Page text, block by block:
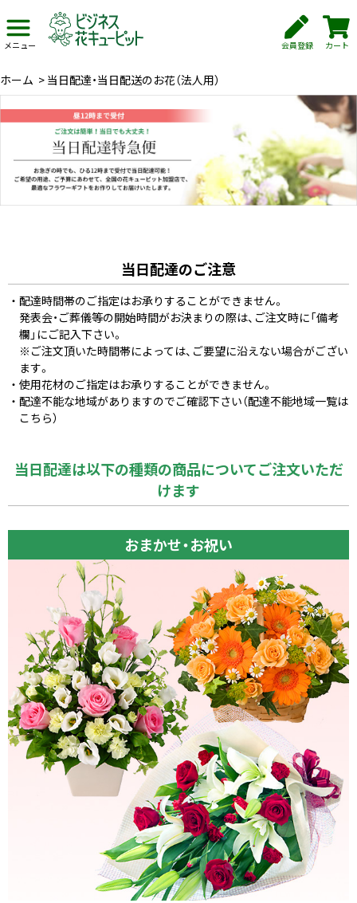
メニュー 会員登録 カート
ホーム > 当日配達・当日配送のお花（法人用）
当日配達のご注意
配達時間帯のご指定はお承りすることができません。
発表会・ご葬儀等の開始時間がお決まりの際は、ご注文時に「備考
欄」にご記入下さい。
※ご注文頂いた時間帯によっては、ご要望に沿えない場合がござい
ます。
使用花材のご指定はお承りすることができません。
配達不能な地域がありますのでご確認下さい（配達不能地域一覧は
こちら）
当日配達は以下の種類の商品についてご注文いただ
けます
おまかせ・お祝い